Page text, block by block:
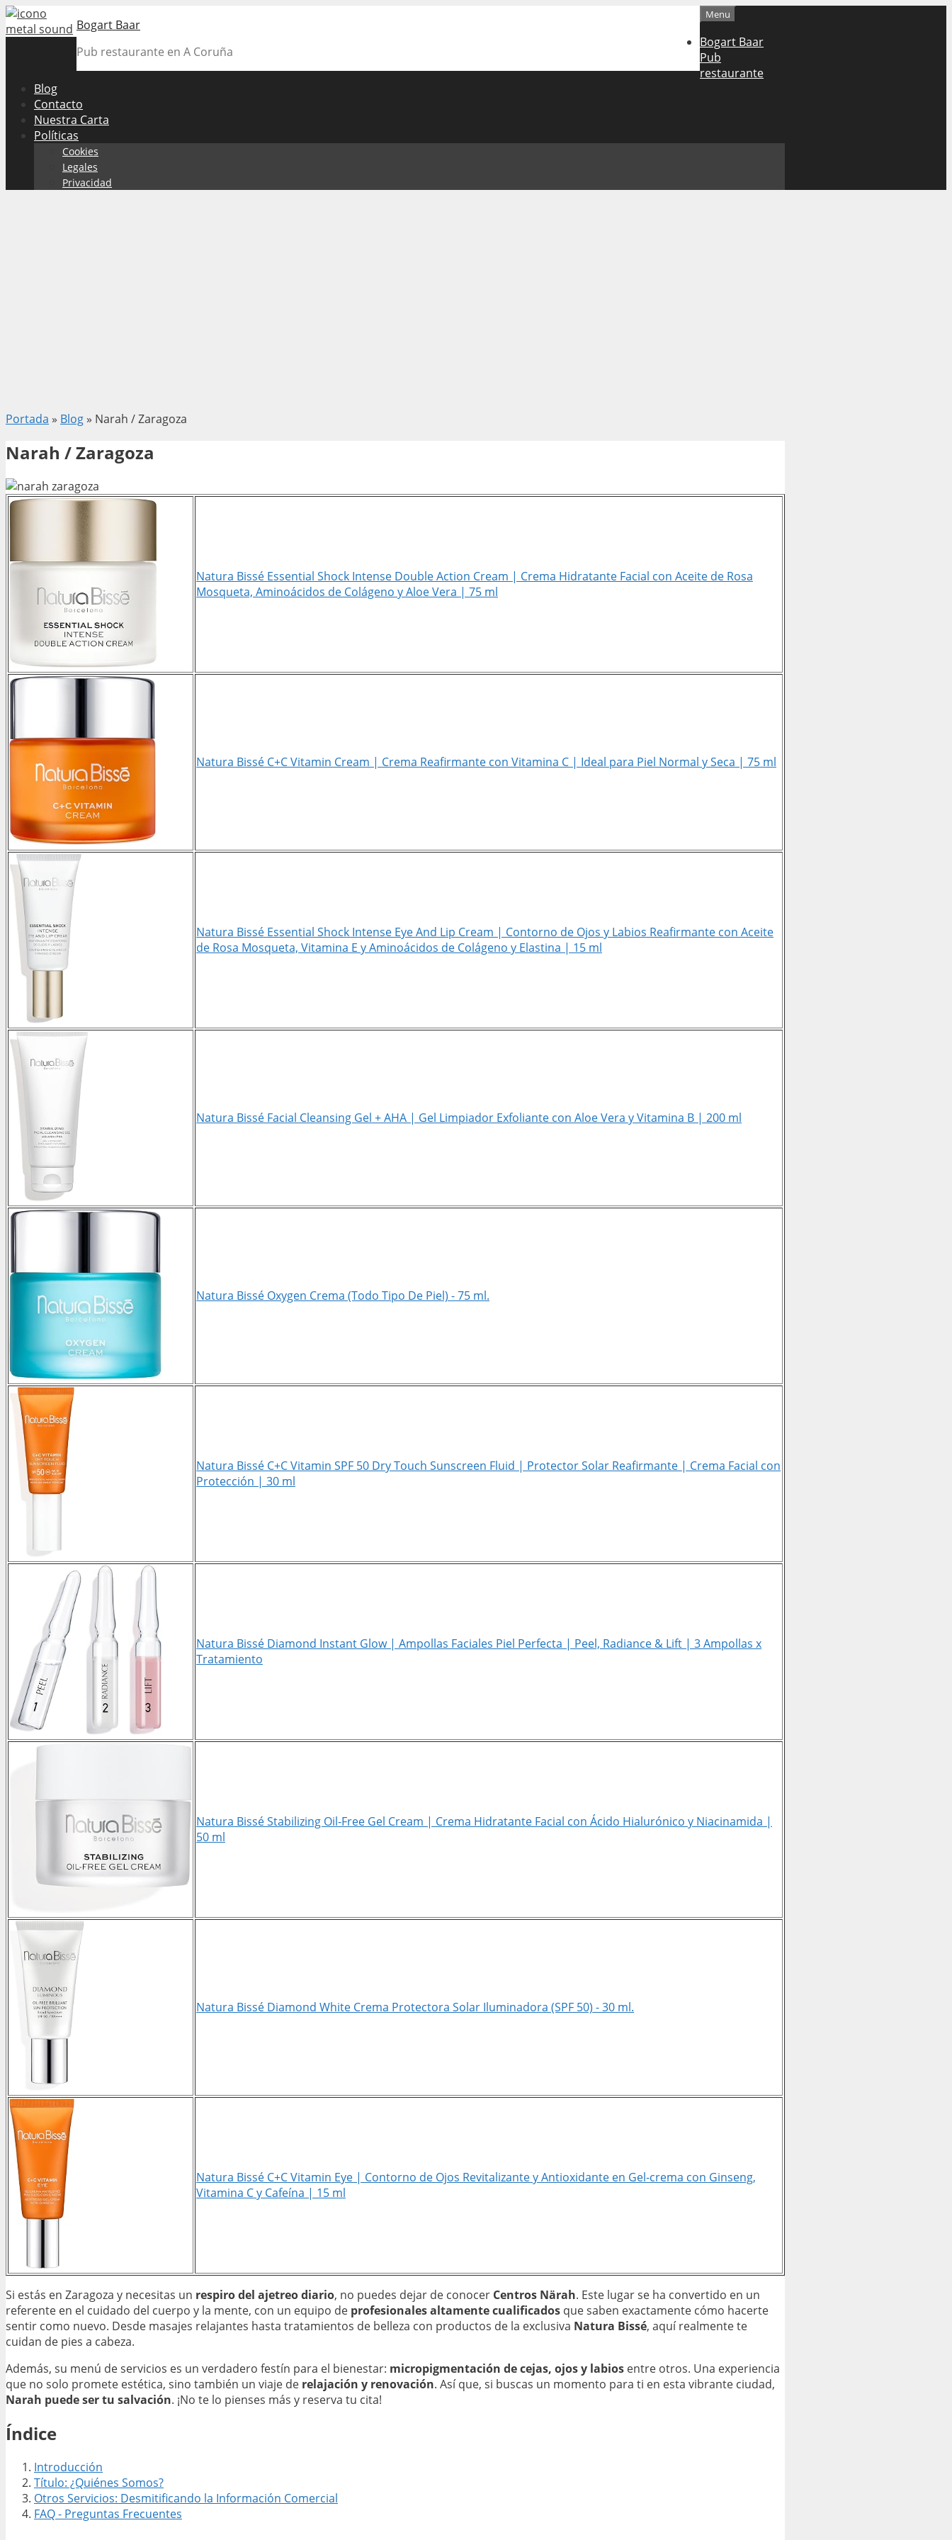
Skip
to
Bogart Baar
Pub restaurante en A Coruña
Menu
Bogart Baar
Pub
restaurante
Blog
Contacto
Nuestra Carta
Políticas
Cookies
Legales
Privacidad
Portada » Blog » Narah / Zaragoza
Narah / Zaragoza
Natura Bissé Essential Shock Intense Double Action Cream | Crema Hidratante Facial con Aceite de Rosa
Mosqueta, Aminoácidos de Colágeno y Aloe Vera | 75 ml
Natura Bissé C+C Vitamin Cream | Crema Reafirmante con Vitamina C | Ideal para Piel Normal y Seca | 75 ml
Natura Bissé Essential Shock Intense Eye And Lip Cream | Contorno de Ojos y Labios Reafirmante con Aceite
de Rosa Mosqueta, Vitamina E y Aminoácidos de Colágeno y Elastina | 15 ml
Natura Bissé Facial Cleansing Gel + AHA | Gel Limpiador Exfoliante con Aloe Vera y Vitamina B | 200 ml
Natura Bissé Oxygen Crema (Todo Tipo De Piel) - 75 ml.
Natura Bissé C+C Vitamin SPF 50 Dry Touch Sunscreen Fluid | Protector Solar Reafirmante | Crema Facial con
Protección | 30 ml
Natura Bissé Diamond Instant Glow | Ampollas Faciales Piel Perfecta | Peel, Radiance & Lift | 3 Ampollas x
Tratamiento
Natura Bissé Stabilizing Oil-Free Gel Cream | Crema Hidratante Facial con Ácido Hialurónico y Niacinamida |
50 ml
Natura Bissé Diamond White Crema Protectora Solar Iluminadora (SPF 50) - 30 ml.
Natura Bissé C+C Vitamin Eye | Contorno de Ojos Revitalizante y Antioxidante en Gel-crema con Ginseng,
Vitamina C y Cafeína | 15 ml
Si estás en Zaragoza y necesitas un respiro del ajetreo diario, no puedes dejar de conocer Centros Närah. Este lugar se ha convertido en un
referente en el cuidado del cuerpo y la mente, con un equipo de profesionales altamente cualificados que saben exactamente cómo hacerte
sentir como nuevo. Desde masajes relajantes hasta tratamientos de belleza con productos de la exclusiva Natura Bissé, aquí realmente te
cuidan de pies a cabeza.
Además, su menú de servicios es un verdadero festín para el bienestar: micropigmentación de cejas, ojos y labios entre otros. Una experiencia
que no solo promete estética, sino también un viaje de relajación y renovación. Así que, si buscas un momento para ti en esta vibrante ciudad,
Narah puede ser tu salvación. ¡No te lo pienses más y reserva tu cita!
Índice
Introducción
Título: ¿Quiénes Somos?
Otros Servicios: Desmitificando la Información Comercial
FAQ - Preguntas Frecuentes